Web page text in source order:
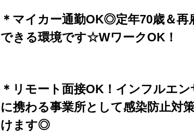
＊マイカー通勤OK◎定年70歳＆
できる環境です☆WワークOK！
＊リモート面接OK！インフルエ
に携わる事業所として感染防止対
けます◎